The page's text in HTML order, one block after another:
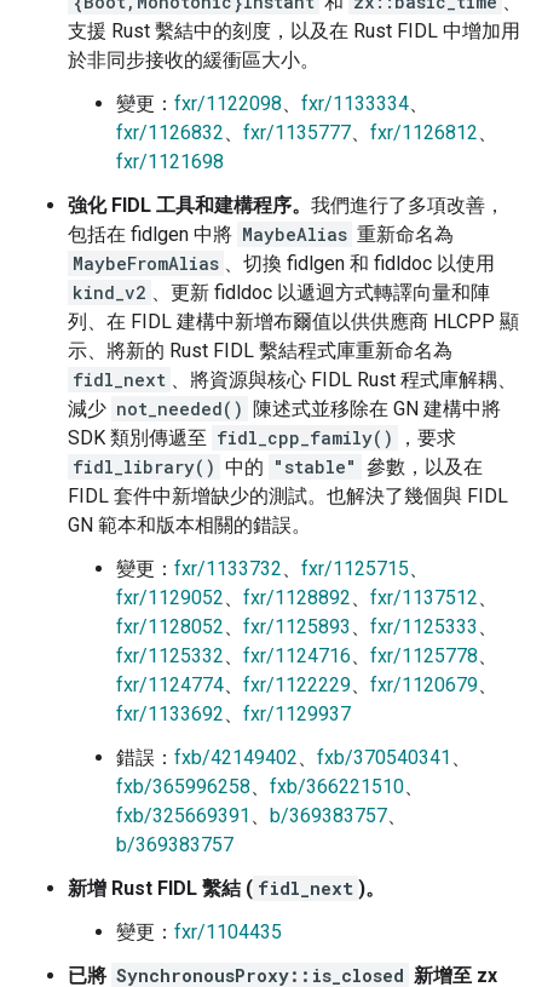
支援 Rust 繫結中的刻度，以及在 Rust FIDL 中增加用
於非同步接收的緩衝區大小。
變更： fxr/1122098、 fxr/1133334、
fxr/1126832、 fxr/1135777、 fxr/1126812、
fxr/1121698
強化 FIDL 工具和建構程序。 我們進行了多項改善，
包括在 fidlgen 中將 MaybeAlias 重新命名為
MaybeFromAlias 、切換 fidlgen 和 fidldoc 以使用
kind_v2 、更新 fidldoc 以遞迴方式轉譯向量和陣
列、在 FIDL 建構中新增布爾值以供供應商 HLCPP 顯
示、將新的 Rust FIDL 繫結程式庫重新命名為
fidl_next 、將資源與核心 FIDL Rust 程式庫解耦、
減少 not_needed() 陳述式並移除在 GN 建構中將
SDK 類別傳遞至 fidl_cpp_family()
，要求
fidl_library() 中的 "stable" 參數，以及在
FIDL 套件中新增缺少的測試。也解決了幾個與 FIDL
GN 範本和版本相關的錯誤。
變更： fxr/1133732、 fxr/1125715、
fxr/1129052、 fxr/1128892、 fxr/1137512、
fxr/1128052、 fxr/1125893 、 fxr/1125333 、
fxr/1125332、 fxr/1124716、 fxr/1125778、
fxr/1124774、 fxr/1122229、 fxr/1120679、
fxr/1133692、 fxr/1129937
錯誤： fxb/42149402、 fxb/370540341 、
fxb/365996258、 fxb/366221510、
fxb/325669391 、 b/369383757、
b/369383757
新增 Rust FIDL 繫結 ( fidl_next )。
變更： fxr/1104435
已將 SynchronousProxy::is_closed 新增至 zx